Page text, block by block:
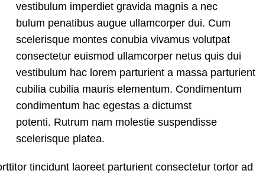
vestibulum imperdiet gravida magnis a nec
bulum penatibus augue ullamcorper dui. Cum
scelerisque montes conubia vivamus volutpat
consectetur euismod ullamcorper netus quis dui
vestibulum hac lorem parturient a massa parturient
cubilia cubilia mauris elementum. Condimentum
condimentum hac egestas a dictumst
potenti. Rutrum nam molestie suspendisse
scelerisque platea.
tincidunt laoreet parturient consectetur tortor ad